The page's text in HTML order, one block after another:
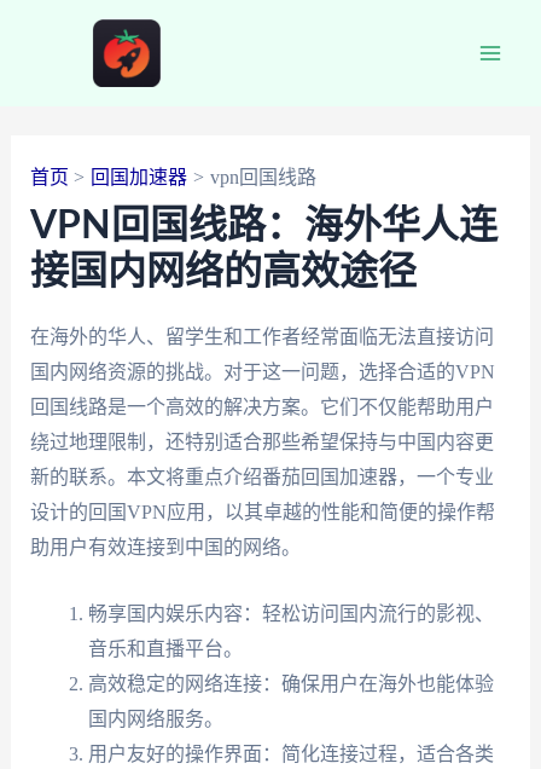
首页 回国加速器 vpn回国线路
VPN回国线路：海外华人连
接国内网络的高效途径
在海外的华人、留学生和工作者经常面临无法直接访问
国内网络资源的挑战。对于这一问题，选择合适的VPN
回国线路是一个高效的解决方案。它们不仅能帮助用户
绕过地理限制，还特别适合那些希望保持与中国内容更
新的联系。本文将重点介绍番茄回国加速器，一个专业
设计的回国VPN应用，以其卓越的性能和简便的操作帮
助用户有效连接到中国的网络。
畅享国内娱乐内容：轻松访问国内流行的影视、
音乐和直播平台。
高效稳定的网络连接：确保用户在海外也能体验
国内网络服务。
用户友好的操作界面：简化连接过程，适合各类